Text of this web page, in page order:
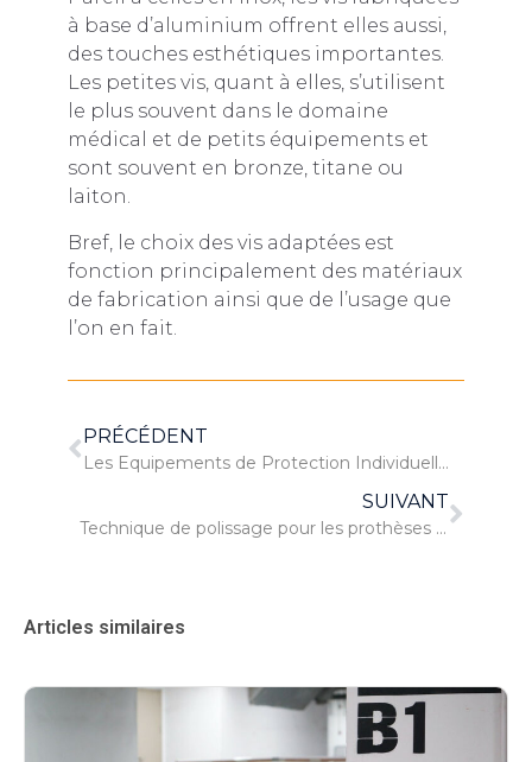
à base d’aluminium offrent elles aussi,
des touches esthétiques importantes.
Les petites vis, quant à elles, s’utilisent
le plus souvent dans le domaine
médical et de petits équipements et
sont souvent en bronze, titane ou
laiton.
Bref, le choix des vis adaptées est
fonction principalement des matériaux
de fabrication ainsi que de l’usage que
l’on en fait.
PRÉCÉDENT
Les Equipements de Protection Individuelle (EPI)
SUIVANT
Technique de polissage pour les prothèses médicales
Articles similaires